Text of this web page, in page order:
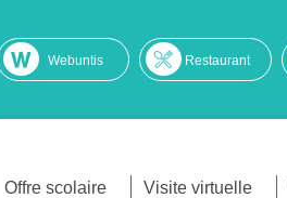
Webuntis Restaurant
Offre scolaire Visite virtuelle